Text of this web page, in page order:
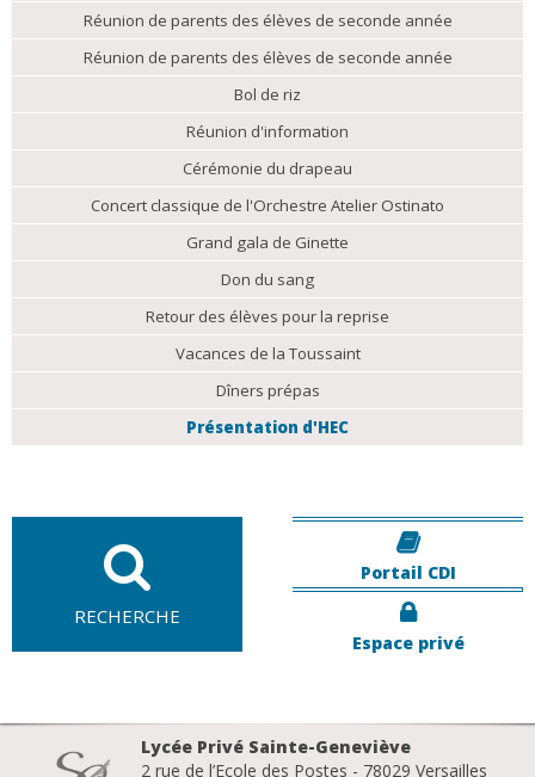
Réunion de parents des élèves de seconde année
Réunion de parents des élèves de seconde année
Bol de riz
Réunion d'information
Cérémonie du drapeau
Concert classique de l'Orchestre Atelier Ostinato
Grand gala de Ginette
Don du sang
Retour des élèves pour la reprise
Vacances de la Toussaint
Dîners prépas
Présentation d'HEC
RECHERCHE
Portail CDI
Espace privé
Lycée Privé Sainte-Geneviève
2 rue de l’Ecole des Postes - 78029 Versailles